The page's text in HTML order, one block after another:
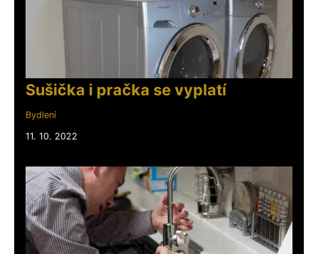
Sušička i pračka se vyplatí
Bydlení
11. 10. 2022